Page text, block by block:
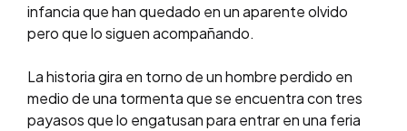
infancia que han quedado en un aparente olvido
pero que lo siguen acompañando.
La historia gira en torno de un hombre perdido en
medio de una tormenta que se encuentra con tres
payasos que lo engatusan para entrar en una feria